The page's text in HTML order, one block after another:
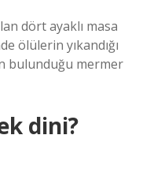
dört ayaklı masa
ölülerin yıkandığı
bulunduğu mermer
dini?